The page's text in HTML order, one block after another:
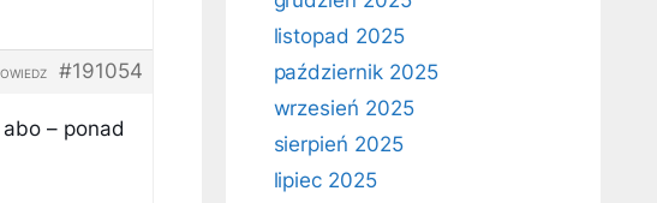
#191054
– ponad
listopad 2025
październik 2025
wrzesień 2025
sierpień 2025
lipiec 2025